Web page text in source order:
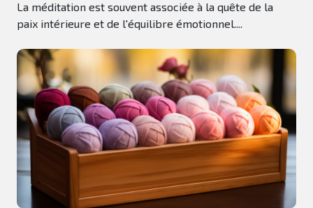
La méditation est souvent associée à la quête de la
paix intérieure et de l'équilibre émotionnel....